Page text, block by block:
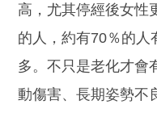
高，尤其停經後女性
的人，約有70％的人
多。不只是老化才會
動傷害、長期姿勢不